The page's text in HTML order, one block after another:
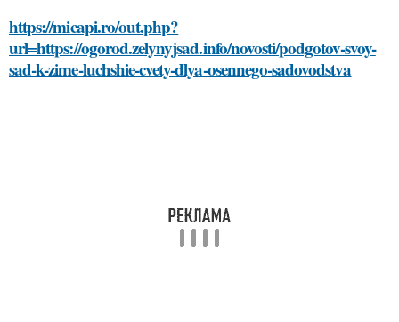
https://micapi.ro/out.php?
url=https://ogorod.zelynyjsad.info/novosti/podgotov-svoy-
sad-k-zime-luchshie-cvety-dlya-osennego-sadovodstva